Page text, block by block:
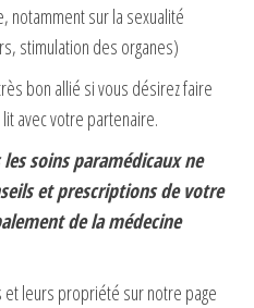
notamment sur la sexualité
stimulation des organes)
bon allié si vous désirez faire
avec votre partenaire.
soins paramédicaux ne
et prescriptions de votre
de la médecine
leurs propriété sur notre page